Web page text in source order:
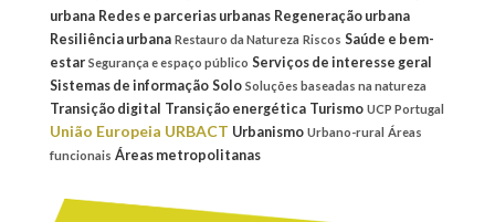
urbana Redes e parcerias urbanas Regeneração urbana
Resiliência urbana Restauro da Natureza Riscos Saúde e bem-
estar Segurança e espaço público Serviços de interesse geral
Sistemas de informação Solo Soluções baseadas na natureza
Transição digital Transição energética Turismo UCP Portugal
União Europeia URBACT Urbanismo Urbano-rural Áreas
funcionais Áreas metropolitanas